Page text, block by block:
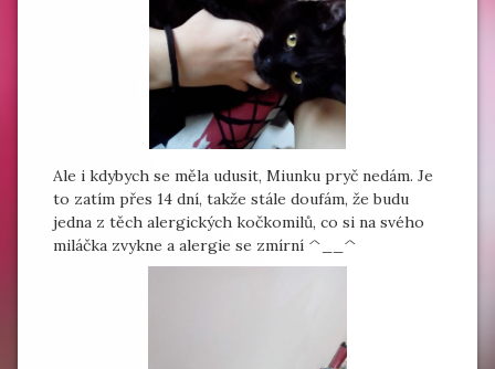
Ale i kdybych se měla udusit, Miunku pryč nedám. Je
to zatím přes 14 dní, takže stále doufám, že budu
jedna z těch alergických kočkomilů, co si na svého
miláčka zvykne a alergie se zmírní ^__^